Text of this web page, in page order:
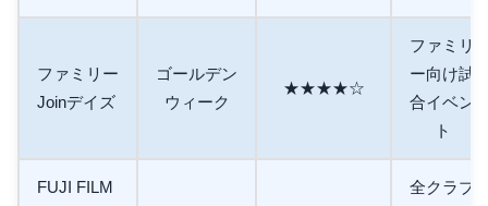
ファミリー
Joinデイズ
ゴールデン
ウィーク
★★★★☆
ファミリ
ー向け試
合イベン
ト
FUJI FILM
全クラブ